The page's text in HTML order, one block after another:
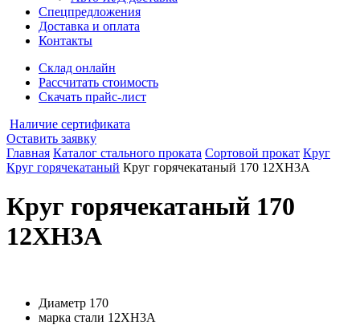
Спецпредложения
Доставка и оплата
Контакты
Склад онлайн
Рассчитать стоимость
Скачать прайс-лист
Наличие сертификата
Оставить заявку
Главная Каталог стального проката Сортовой прокат Круг
Круг горячекатаный Круг горячекатаный 170 12ХН3А
Круг горячекатаный 170
12ХН3А
Диаметр 170
марка стали 12ХН3А